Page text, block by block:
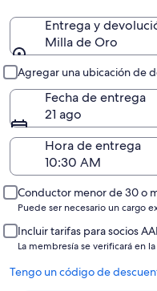
Entrega y
Milla de Oro
Agregar una ubicación de
Fecha de entrega
21 ago
Hora de entrega
Conductor menor de 30 o
Puede ser necesario un cargo
Incluir tarifas para socios
La membresía se verificará en
Tengo un código de